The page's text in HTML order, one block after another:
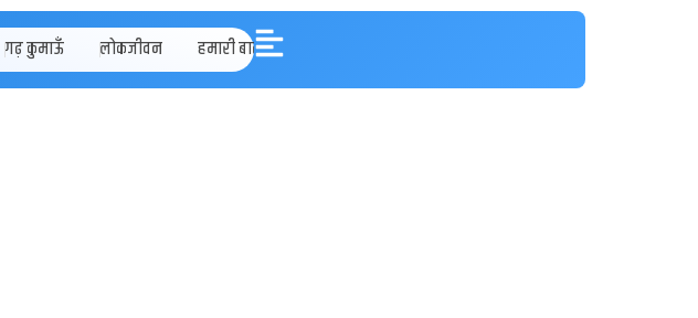
गढ़ कुमाऊँ लोकजीवन हमारी बात